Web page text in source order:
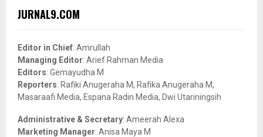
h
o
r
:
JURNAL9.COM
Editor in Chief: Amrullah
Managing Editor: Arief Rahman Media
Editors: Gemayudha M
Reporters: Rafiki Anugeraha M, Rafika Anugeraha M,
Masaraafi Media, Espana Radin Media, Dwi Utariningsih
Administrative & Secretary: Ameerah Alexa
Marketing Manager: Anisa Maya M